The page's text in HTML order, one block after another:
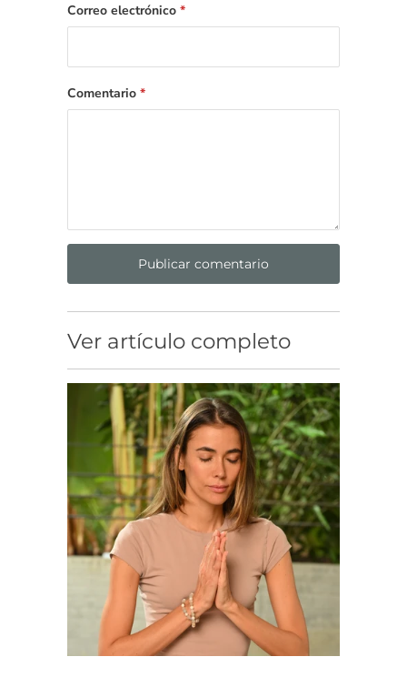
Correo electrónico *
Comentario *
Ver artículo completo